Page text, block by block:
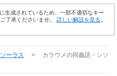
生成されているため、一部不適切なキー
了承くださいませ。 詳しい解説を見る
ーラス > カラウメの同義語・シソ